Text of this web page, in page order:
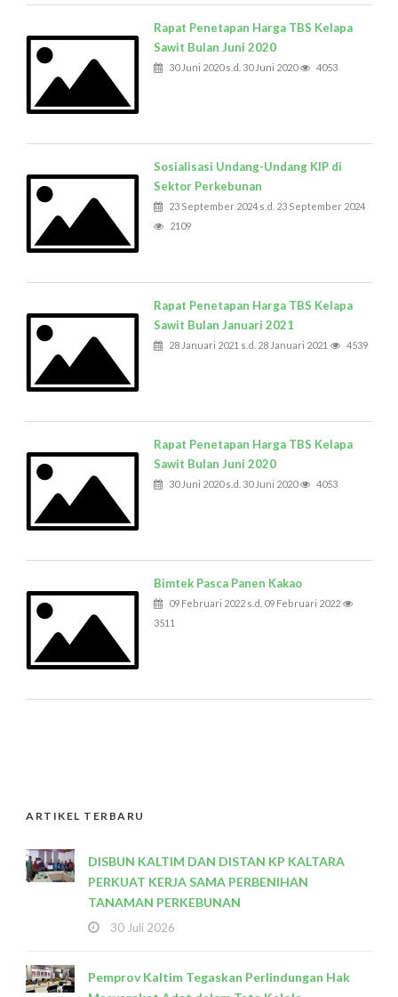
Rapat Penetapan Harga TBS Kelapa
Sawit Bulan Juni 2020
30 Juni 2020 s.d. 30 Juni 2020 4053
Sosialisasi Undang-Undang KIP di
Sektor Perkebunan
23 September 2024 s.d. 23 September 2024
2109
Rapat Penetapan Harga TBS Kelapa
Sawit Bulan Januari 2021
28 Januari 2021 s.d. 28 Januari 2021 4539
Rapat Penetapan Harga TBS Kelapa
Sawit Bulan Juni 2020
30 Juni 2020 s.d. 30 Juni 2020 4053
Bimtek Pasca Panen Kakao
09 Februari 2022 s.d. 09 Februari 2022
3511
ARTIKEL TERBARU
DISBUN KALTIM DAN DISTAN KP KALTARA
PERKUAT KERJA SAMA PERBENIHAN
TANAMAN PERKEBUNAN
30 Juli 2026
Pemprov Kaltim Tegaskan Perlindungan Hak